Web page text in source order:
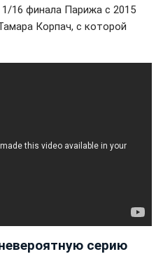
16 финала Парижа с 2015
Корпач, с которой
серию